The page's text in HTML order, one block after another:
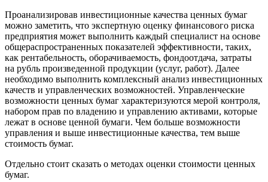
Проанализировав инвестиционные качества ценных бумаг
можно заметить, что экспертную оценку финансового риска
предприятия может выполнить каждый специалист на основе
общераспространенных показателей эффективности, таких,
как рентабельность, оборачиваемость, фондоотдача, затраты
на рубль произведенной продукции (услуг, работ). Далее
необходимо выполнить комплексный анализ инвестиционных
качеств и управленческих возможностей. Управленческие
возможности ценных бумаг характеризуются мерой контроля,
набором прав по владению и управлению активами, которые
лежат в основе ценной бумаги. Чем больше возможности
управления и выше инвестиционные качества, тем выше
стоимость бумаг.
Отдельно стоит сказать о методах оценки стоимости ценных
бумаг.